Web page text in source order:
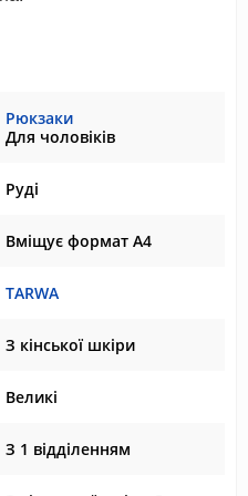
Рюкзаки
Для чоловіків
Руді
Вміщує формат А4
TARWA
З кінської шкіри
Великі
З 1 відділенням